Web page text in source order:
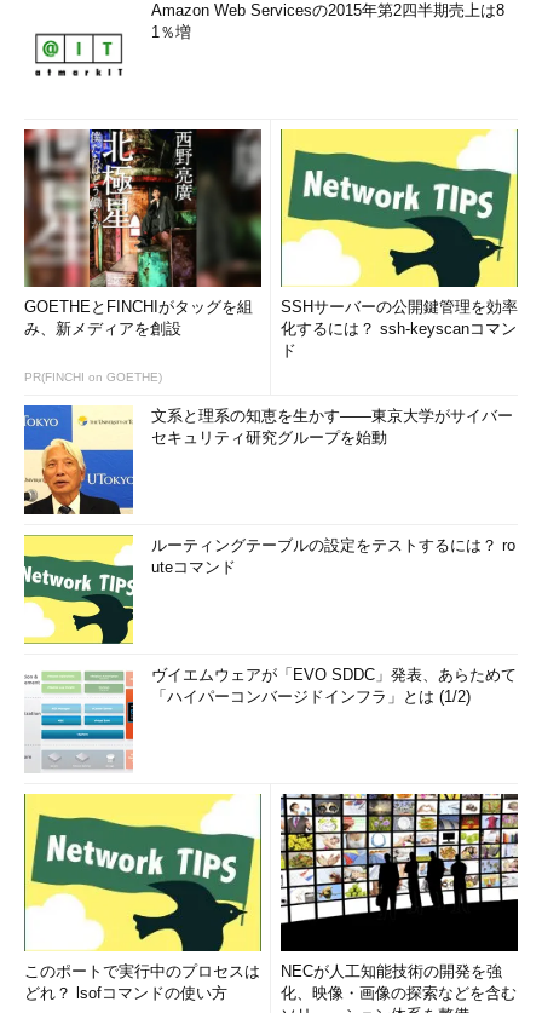
Amazon Web Servicesの2015年第2四半期売上は8
1％増
GOETHEとFINCHIがタッグを組
み、新メディアを創設
PR(FINCHI on GOETHE)
SSHサーバーの公開鍵管理を効率
化するには？ ssh-keyscanコマン
ド
文系と理系の知恵を生かす――東京大学がサイバー
セキュリティ研究グループを始動
ルーティングテーブルの設定をテストするには？ ro
uteコマンド
ヴイエムウェアが「EVO SDDC」発表、あらためて
「ハイパーコンバージドインフラ」とは (1/2)
このポートで実行中のプロセスは
どれ？ lsofコマンドの使い方
NECが人工知能技術の開発を強
化、映像・画像の探索などを含む